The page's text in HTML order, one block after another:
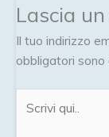
Lascia
Il tuo indirizzo
obbligatori
qui..